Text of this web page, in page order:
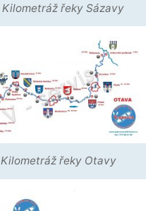
Kilometráž řeky Sázavy
Kilometráž řeky Otavy